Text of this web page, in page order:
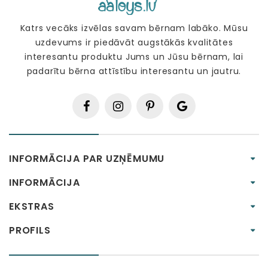
Katrs vecāks izvēlas savam bērnam labāko. Mūsu
uzdevums ir piedāvāt augstākās kvalitātes
interesantu produktu Jums un Jūsu bērnam, lai
padarītu bērna attīstību interesantu un jautru.
INFORMĀCIJA PAR UZŅĒMUMU
INFORMĀCIJA
EKSTRAS
PROFILS